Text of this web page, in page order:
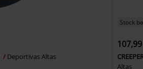
Deportivas Altas
Stock
Altas